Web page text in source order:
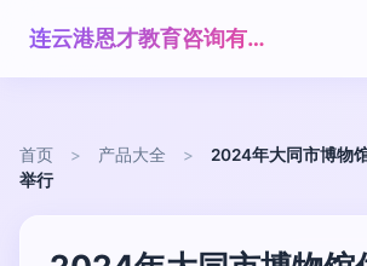
连云港恩才教育咨询有限公司
首页 > 产品大全 >
2024年大同市博物
举行